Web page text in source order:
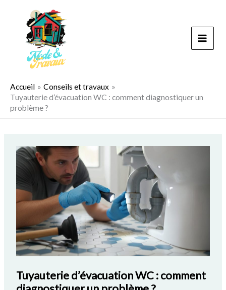
Accueil
Conseils et travaux
Tuyauterie d’évacuation WC : comment diagnostiquer un
problème ?
Tuyauterie d’évacuation WC : comment